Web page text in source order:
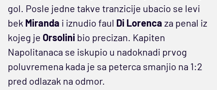
gol. Posle jedne takve tranzicije ubacio se levi
bek Miranda i iznudio faul Di Lorenca za penal iz
kojeg je Orsolini bio precizan. Kapiten
Napolitanaca se iskupio u nadoknadi prvog
poluvremena kada je sa peterca smanjio na 1:2
pred odlazak na odmor.